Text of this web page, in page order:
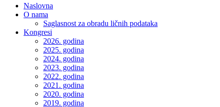
Naslovna
O nama
Saglasnost za obradu ličnih podataka
Kongresi
2026. godina
2025. godina
2024. godina
2023. godina
2022. godina
2021. godina
2020. godina
2019. godina